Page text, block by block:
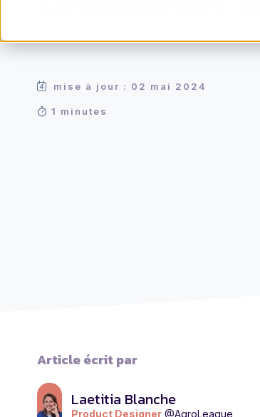
mise à jour : 02 mai 2024
1 minutes
Article écrit par
Laetitia Blanche
Product Designer @AgroLeague